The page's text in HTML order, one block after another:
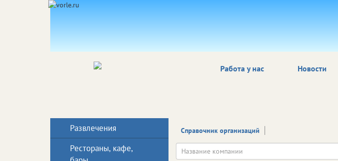
Работа у нас Новости
Справочник организаций
Развлечения
Рестораны, кафе,